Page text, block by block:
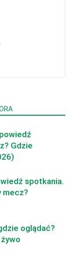
Gdzie
spotkania.
mecz?
oglądać?